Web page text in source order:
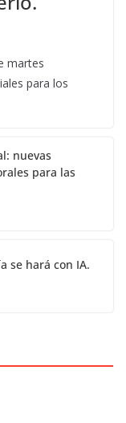
martes
para los
nuevas
para las
se hará con IA.